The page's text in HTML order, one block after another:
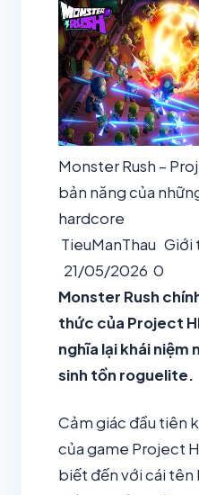
Monster Rush –
bản năng của
hardcore
TieuManThau Giới
21/05/2026 0
Monster Rush
thức của Project
nghĩa lại khái niệm
sinh tồn roguelite.
Cảm giác đầu tiên
của game Project
biết đến với cái tên